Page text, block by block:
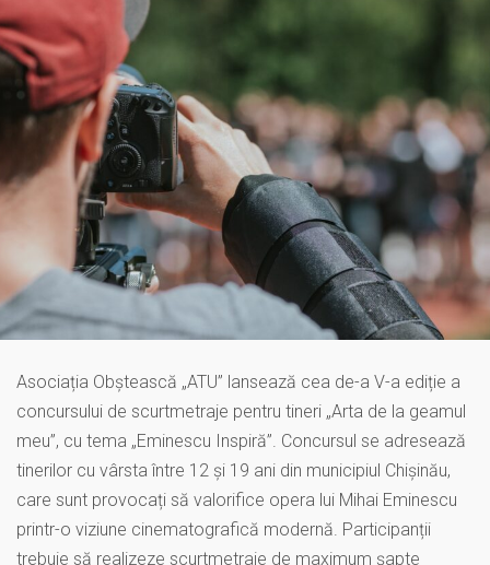
Asociația Obștească „ATU” lansează cea de-a V-a ediție a
concursului de scurtmetraje pentru tineri „Arta de la geamul
meu”, cu tema „Eminescu Inspiră”. Concursul se adresează
tinerilor cu vârsta între 12 și 19 ani din municipiul Chișinău,
care sunt provocați să valorifice opera lui Mihai Eminescu
printr-o viziune cinematografică modernă. Participanții
trebuie să realizeze scurtmetraje de maximum șapte